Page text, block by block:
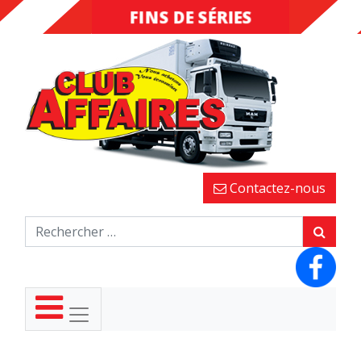
DESTOCKAGE
FINS DE SÉRIES
Contactez-nous